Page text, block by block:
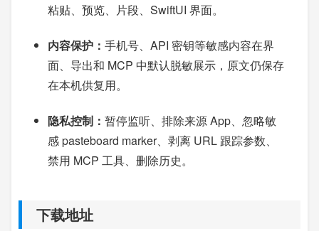
粘贴、预览、片段、SwiftUI 界面。
内容保护： 手机号、API 密钥等敏感内容在界
面、导出和 MCP 中默认脱敏展示，原文仍保存
在本机供复用。
隐私控制： 暂停监听、排除来源 App、忽略敏
感 pasteboard marker、剥离 URL 跟踪参数、
禁用 MCP 工具、删除历史。
下载地址